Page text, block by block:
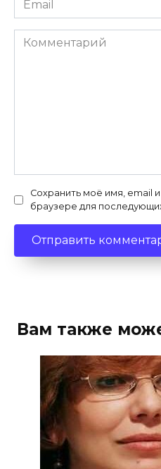
*
Комментарий
Сохранить моё имя, email
браузере для
Вам также